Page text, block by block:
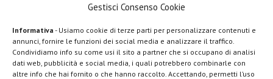
Gestisci Consenso Cookie
Informativa - Usiamo cookie di terze parti per personalizzare contenuti e
annunci, fornire le funzioni dei social media e analizzare il traffico.
Condividiamo info su come usi il sito a partner che si occupano di analisi
dati web, pubblicità e social media, i quali potrebbero combinarle con
altre info che hai fornito o che hanno raccolto. Accettando, permetti l’uso
una particolare attenzione al mondo Android, Apple e
LEGGI ANCHE